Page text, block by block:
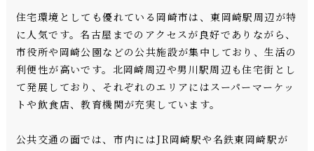
住宅環境としても優れている岡崎市は、東岡崎駅周辺が特
に人気です。名古屋までのアクセスが良好でありながら、
市役所や岡崎公園などの公共施設が集中しており、生活の
利便性が高いです。北岡崎周辺や男川駅周辺も住宅街とし
て発展しており、それぞれのエリアにはスーパーマーケッ
トや飲食店、教育機関が充実しています。
公共交通の面では、市内にはJR岡崎駅や名鉄東岡崎駅が